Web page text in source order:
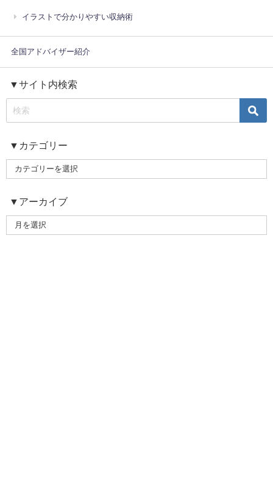
イラストで分かりやすい収納術
全国アドバイザー紹介
▼サイト内検索
▼カテゴリー
▼アーカイブ